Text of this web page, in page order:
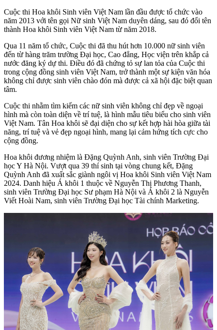
Cuộc thi Hoa khôi Sinh viên Việt Nam lần đầu được tổ chức vào
năm 2013 với tên gọi Nữ sinh Việt Nam duyên dáng, sau đó đổi tên
thành Hoa khôi Sinh viên Việt Nam từ năm 2018.
Qua 11 năm tổ chức, Cuộc thi đã thu hút hơn 10.000 nữ sinh viên
đến từ hàng trăm trường Đại học, Cao đẳng, Học viện trên khắp cả
nước đăng ký dự thi. Điều đó đã chứng tỏ sự lan tỏa của Cuộc thi
trong cộng đồng sinh viên Việt Nam, trở thành một sự kiện văn hóa
không chỉ được sinh viên chào đón mà được cả xã hội đặc biệt quan
tâm.
Cuộc thi nhằm tìm kiếm các nữ sinh viên không chỉ đẹp về ngoại
hình mà còn toàn diện về trí tuệ, là hình mẫu tiêu biểu cho sinh viên
Việt Nam. Tân Hoa khôi sẽ đại diện cho sự kết hợp hài hòa giữa tài
năng, trí tuệ và vẻ đẹp ngoại hình, mang lại cảm hứng tích cực cho
cộng đồng.
Hoa khôi đương nhiệm là Đặng Quỳnh Anh, sinh viên Trường Đại
học Y Hà Nội. Vượt qua 39 thí sinh tại vòng chung kết, Đặng
Quỳnh Anh đã xuất sắc giành ngôi vị Hoa khôi Sinh viên Việt Nam
2024. Danh hiệu Á khôi 1 thuộc về Nguyễn Thị Phương Thanh,
sinh viên Trường Đại học Sư phạm Hà Nội và Á khôi 2 là Nguyễn
Viết Hoài Nam, sinh viên Trường Đại học Tài chính Marketing.